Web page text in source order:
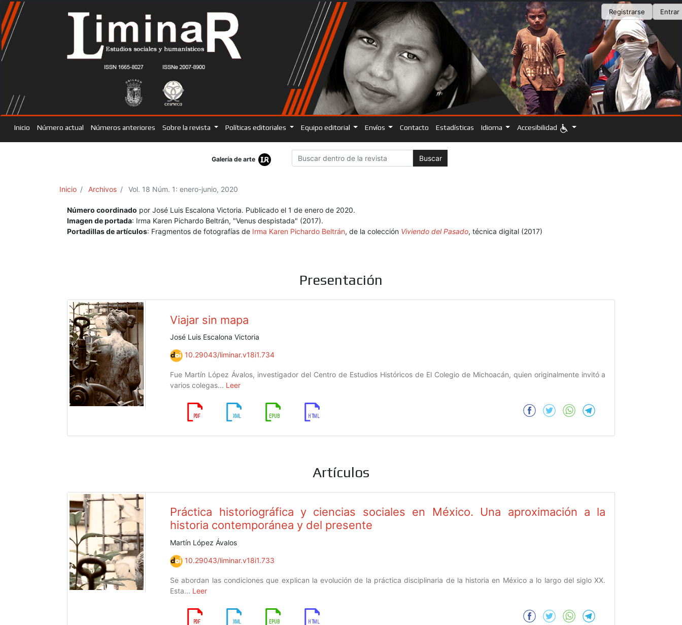
Registrarse Entrar
Inicio Número actual Números anteriores Sobre la revista Políticas editoriales Equipo editorial Envíos Contacto Estadísticas Idioma Accesibilidad
Galería de arte Buscar
Inicio Archivos Vol. 18 Núm. 1: enero-junio, 2020
Número coordinado por José Luis Escalona Victoria. Publicado el 1 de enero de 2020.
Imagen de portada: Irma Karen Pichardo Beltrán, "Venus despistada" (2017).
Portadillas de artículos: Fragmentos de fotografías de Irma Karen Pichardo Beltrán, de la colección Viviendo del Pasado, técnica digital (2017)
Presentación
Viajar sin mapa
José Luis Escalona Victoria
10.29043/liminar.v18i1.734
Fue Martín López Ávalos, investigador del Centro de Estudios Históricos de El Colegio de Michoacán, quien originalmente invitó a
varios colegas... Leer
Artículos
Práctica historiográfica y ciencias sociales en México. Una aproximación a la
historia contemporánea y del presente
Martín López Ávalos
10.29043/liminar.v18i1.733
Se abordan las condiciones que explican la evolución de la práctica disciplinaria de la historia en México a lo largo del siglo XX.
Esta... Leer